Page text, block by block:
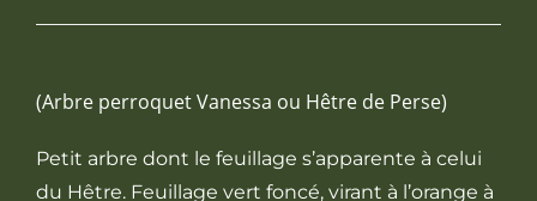
(Arbre perroquet Vanessa ou Hêtre de Perse)
Petit arbre dont le feuillage s’apparente à celui
du Hêtre. Feuillage vert foncé, virant à l’orange à